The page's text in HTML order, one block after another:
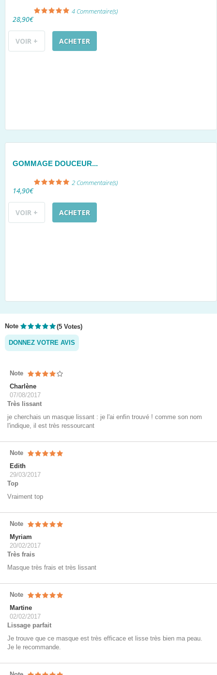
4 Commentaire(s)
28,90€
VOIR + ACHETER
GOMMAGE DOUCEUR...
2 Commentaire(s)
14,90€
VOIR + ACHETER
Note (5 Votes)
DONNEZ VOTRE AVIS
Note
Charlène
07/08/2017
Très lissant
je cherchais un masque lissant : je l'ai enfin trouvé ! comme son nom
l'indique, il est très ressourcant
Note
Edith
29/03/2017
Top
Vraiment top
Note
Myriam
20/02/2017
Très frais
Masque très frais et très lissant
Note
Martine
02/02/2017
Lissage parfait
Je trouve que ce masque est très efficace et lisse très bien ma peau.
Je le recommande.